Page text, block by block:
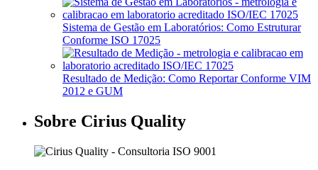
Sistema de Gestão em Laboratórios: Como Estruturar
Conforme ISO 17025
Resultado de Medição: Como Reportar Conforme VIM
2012 e GUM
Sobre Cirius Quality